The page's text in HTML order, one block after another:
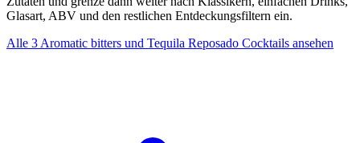
Glasart, ABV und den restlichen Entdeckungsfiltern ein.
Alle 3 Aromatic bitters und Tequila Reposado Cocktails ansehen